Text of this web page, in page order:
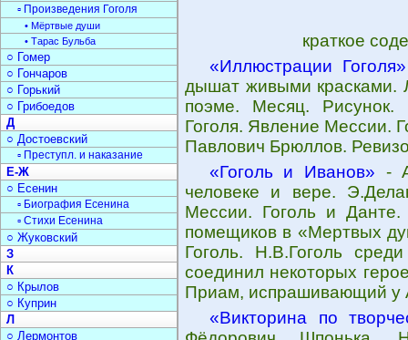
краткое
«Иллюстрации Гоголя»
дышат живыми красками.
поэме. Месяц.
Гоголя. Явление Мессии.
Павлович Брюллов.
«Гоголь и Иванов» -
человеке и вере.
Мессии. Гоголь и
помещиков в «Мертвых
Гоголь. Н.В.Гоголь
соединил некоторых
Приам, испрашивающий у
«Викторина по
▫ Произведения Гоголя
• Мёртвые души
• Тарас Бульба
○ Гомер
○ Гончаров
○ Горький
○ Грибоедов
Д
○ Достоевский
▫ Преступл. и наказание
Е-Ж
○ Есенин
▫ Биография Есенина
▫ Стихи Есенина
○ Жуковский
З
К
○ Крылов
○ Куприн
Л
○ Лермонтов